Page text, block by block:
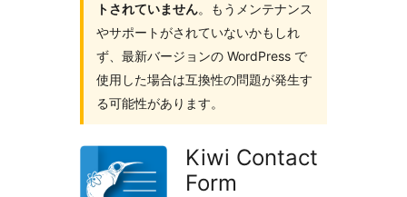
トされていません。もうメンテナンス
やサポートがされていないかもしれ
ず、最新バージョンの WordPress で
使用した場合は互換性の問題が発生す
る可能性があります。
Kiwi Contact
Form